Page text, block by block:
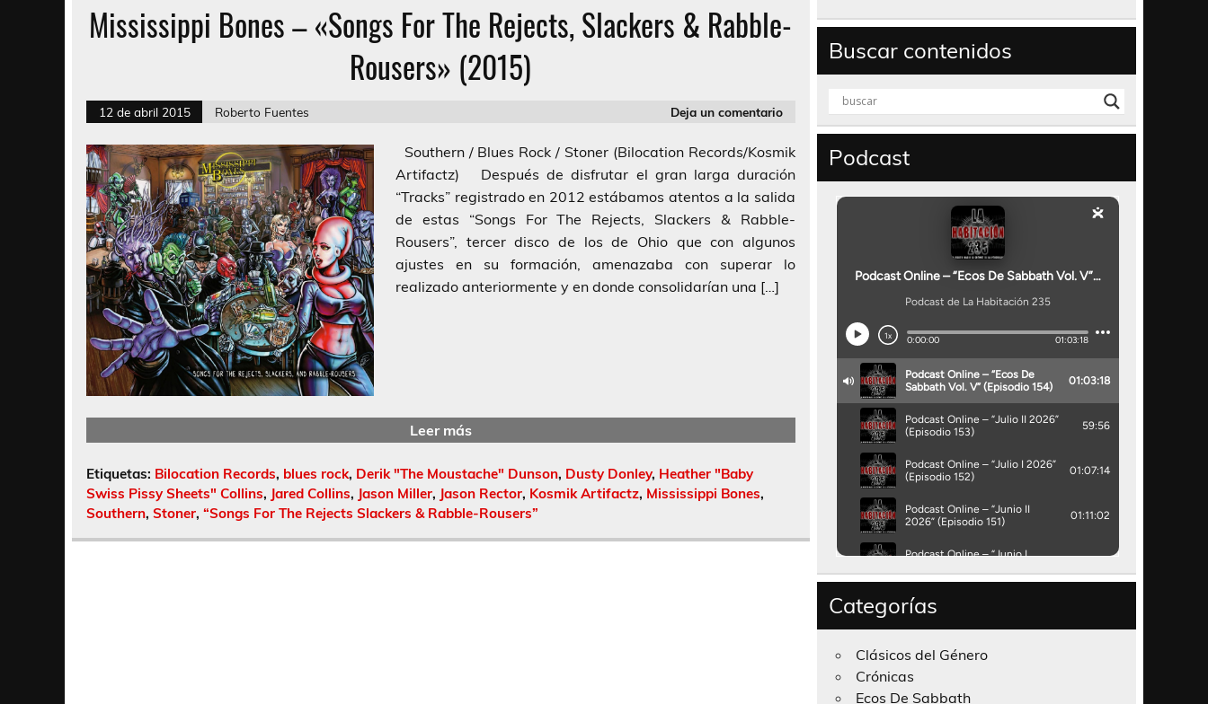
Mississippi Bones – «Songs For The Rejects, Slackers & Rabble​-​
Rousers» (2015)
12 de abril 2015 Roberto Fuentes Deja un comentario
Southern / Blues Rock / Stoner (Bilocation Records/Kosmik
Artifactz) Después de disfrutar el gran larga duración
“Tracks” registrado en 2012 estábamos atentos a la salida
de estas “Songs For The Rejects, Slackers & Rabble-
Rousers”, tercer disco de los de Ohio que con algunos
ajustes en su formación, amenazaba con superar lo
realizado anteriormente y en donde consolidarían una […]
Leer más
Etiquetas: Bilocation Records, blues rock, Derik "The Moustache" Dunson, Dusty Donley, Heather "Baby
Swiss Pissy Sheets" Collins, Jared Collins, Jason Miller, Jason Rector, Kosmik Artifactz, Mississippi Bones,
Southern, Stoner, “Songs For The Rejects Slackers & Rabble​-​Rousers”
Buscar contenidos
Podcast
Categorías
Clásicos del Género
Crónicas
Ecos De Sabbath